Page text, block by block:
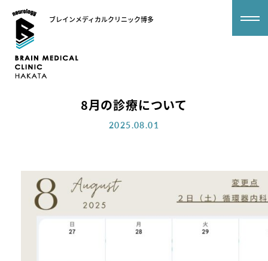
ブレインメディカルクリニック博多
8月の診療について
2025.08.01